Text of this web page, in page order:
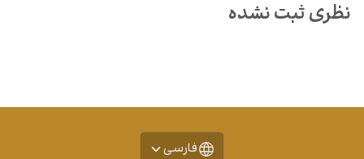
نظری ثبت نشده
فارسی